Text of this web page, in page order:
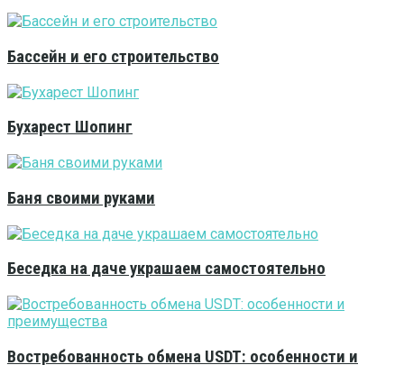
Бассейн и его строительство
Бухарест Шопинг
Баня своими руками
Беседка на даче украшаем самостоятельно
Востребованность обмена USDT: особенности и